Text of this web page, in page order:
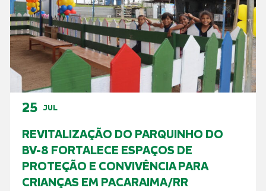
25 JUL
REVITALIZAÇÃO DO PARQUINHO DO
BV-8 FORTALECE ESPAÇOS DE
PROTEÇÃO E CONVIVÊNCIA PARA
CRIANÇAS EM PACARAIMA/RR